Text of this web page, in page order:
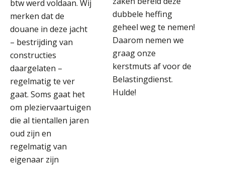
btw werd voldaan. Wij
merken dat de
douane in deze jacht
– bestrijding van
constructies
daargelaten –
regelmatig te ver
gaat. Soms gaat het
om pleziervaartuigen
die al tientallen jaren
oud zijn en
regelmatig van
eigenaar zijn
dubbele heffing
geheel weg te nemen!
Daarom nemen we
graag onze
kerstmuts af voor de
Belastingdienst.
Hulde!